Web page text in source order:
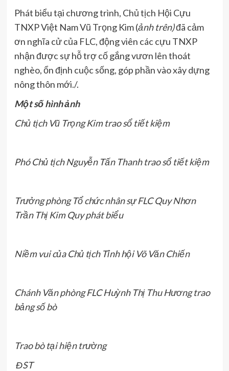
Phát biểu tại chương trình, Chủ tịch Hội Cựu
TNXP Việt Nam Vũ Trọng Kim (ảnh trên)đã cảm
ơn nghĩa cử của FLC, động viên các cựu TNXP
nhận được sự hỗ trợ cố gắng vươn lên thoát
nghèo, ổn định cuộc sống, góp phần vào xây dựng
nông thôn mới./.
Một số hình ảnh
Chủ tịch Vũ Trọng Kim trao sổ tiết kiệm
Phó Chủ tịch Nguyễn Tấn Thanh trao sổ tiết kiệm
Trưởng phòng Tổ chức nhân sự FLC Quy Nhơn
Trần Thị Kim Quy phát biểu
Niềm vui của Chủ tịch Tỉnh hội Võ Văn Chiến
Chánh Văn phòng FLC Huỳnh Thị Thu Hương trao
bảng số bò
Trao bò tại hiện trường
ĐST